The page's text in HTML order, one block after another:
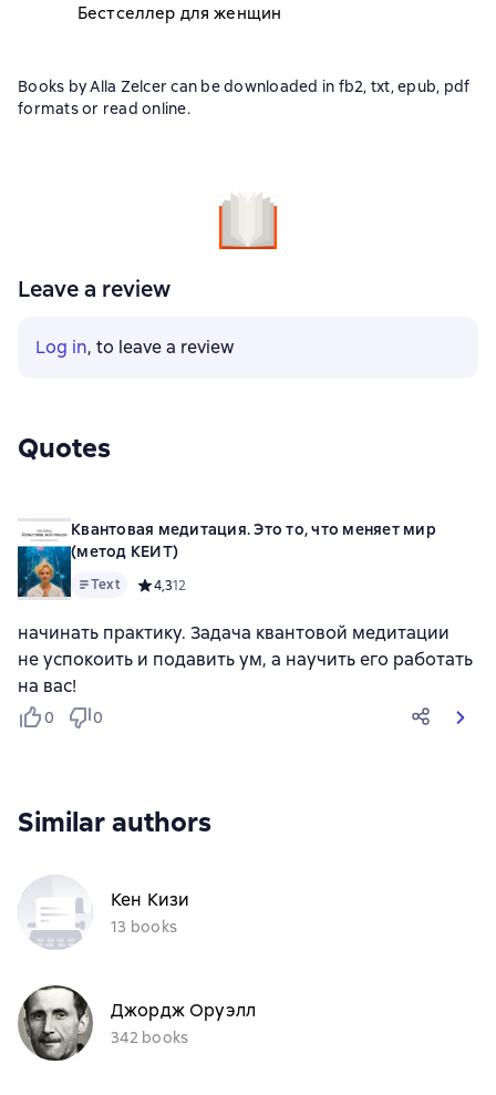
Бестселлер для женщин
Books by Alla Zelcer can be downloaded in fb2, txt, epub, pdf
formats or read online.
Leave a review
Log in, to leave a review
Quotes
Квантовая медитация. Это то, что меняет мир
(метод КЕИТ)
Text Средний рейтинг 4,3 на основе 12 оценок
4,312
начинать практику. Задача квантовой медитации
не успокоить и подавить ум, а научить его работать
на вас!
0 0
Similar authors
Кен Кизи
13 books
Джордж Оруэлл
342 books